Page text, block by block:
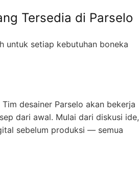
Tersedia di Parselo
untuk setiap kebutuhan boneka
desainer Parselo akan bekerja
dari awal. Mulai dari diskusi ide,
sebelum produksi — semua